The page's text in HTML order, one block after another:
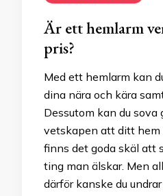
Är ett hemlarm
pris?
Med ett hemlarm kan
dina nära och kära
Dessutom kan du
vetskapen att ditt hem
finns det goda skäl att
ting man älskar. Men
därför kanske du